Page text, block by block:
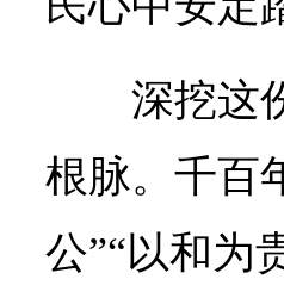
深挖这
根脉。千百
公”“以和为